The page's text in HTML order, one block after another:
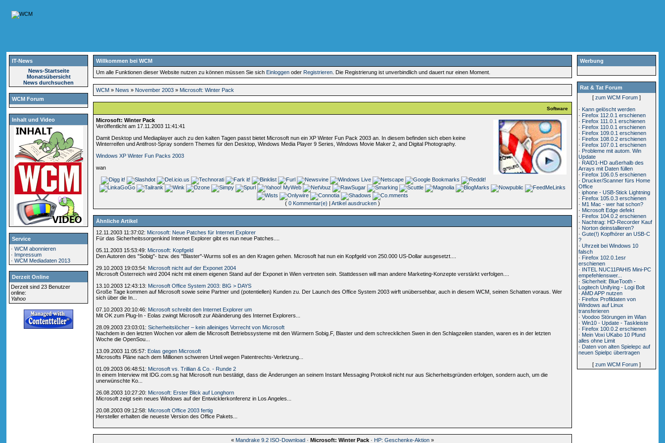
IT-News
News-Startseite
Monatsübersicht
News durchsuchen
WCM Forum
Inhalt und Video
Service
·WCM abonnieren
· Impressum
·WCM Mediadaten 2013
Derzeit Online
Derzeit sind 23 Benutzer
online:
Yahoo
Werbung
Rat & Tat Forum
[ zum WCM Forum]
· Kann gelöscht werden
· Firefox 112.0.1 erschienen
· Firefox 111.0.1 erschienen
· Firefox 110.0.1 erschienen
· Firefox 109.0.1 erschienen
· Firefox 108.0.2 erschienen
· Firefox 107.0.1 erschienen
· Probleme mit autom. Win
Update
· RAID1-HD außerhalb des
Arrays mit Daten füllen
· Firefox 106.0.5 erschienen
· Drucker/Scanner fürs Home
Office
·iphone - USB-Stick Lightning
· Firefox 105.0.3 erschienen
· M1 Mac - wer hat schon?
· Microsoft Edge defekt
· Firefox 104.0.2 erschienen
· Nachtrag: HD-Recorder Kauf
· Norton deinstallieren?
·Gute(!) Kopfhörer an USB-C
?
·Uhrzeit bei Windows 10
falsch
· Firefox 102.0.1esr
erschienen
· INTEL NUC11PAHI5 Mini-PC
empefehlenswer...
·Sicherheit: BlueTooth -
Logitech Unifying - Logi Bolt
·AMD APP nutzen
· Firefox Profildaten von
Windows auf Linux
transferieren
·Voodoo Störungen im Wlan
·Win10 - Update - Taskleiste
· Firefox 100.0.2 erschienen
· Mein Voxi UKabo 10 Pfund
alles ohne Limit
· Daten von alten Spielepc auf
neuen Spielpc übertragen
[ zum WCM Forum]
Willkommen bei WCM
Um alle Funktionen dieser Website nutzen zu können müssen Sie sich Einloggen oder Registrieren . Die Registrierung ist unverbindlich und dauert nur einen Moment.
WCM » News » November 2003 » Microsoft: Winter Pack
Software
Microsoft: Winter Pack
Veröffentlicht am 17.11.2003 11:41:41
Damit Desktop und Mediaplayer auch zu den kalten Tagen passt bietet Microsoft nun ein XP Winter Fun Pack 2003 an. In diesem befinden sich eben keine
Winterreifen und Antifrost-Spray sondern Themes für den Desktop, Windows Media Player 9 Series, Windows Movie Maker 2, and Digital Photography.
Windows XP Winter Fun Packs 2003
wan
( 0 Kommentar(e) Artikel ausdrucken)
Ähnliche Artikel
12.11.2003 11:37:02: Microsoft: Neue Patches für Internet Explorer
Für das Sicherheitssorgenkind Internet Explorer gibt es nun neue Patches....
05.11.2003 15:53:49: Microsoft: Kopfgeld
Den Autoren des "Sobig"- bzw. des "Blaster"-Wurms soll es an den Kragen gehen. Microsoft hat nun ein Kopfgeld von 250.000 US-Dollar ausgesetzt....
29.10.2003 19:03:54: Microsoft nicht auf der Exponet 2004
Microsoft Österreich wird 2004 nicht mit einem eigenen Stand auf der Exponet in Wien vertreten sein. Stattdessen will man andere Marketing-Konzepte verstärkt verfolgen....
13.10.2003 12:43:13: Microsoft Office System 2003: BIG > DAYS
Große Tage kommen auf Microsoft sowie seine Partner und (potentiellen) Kunden zu. Der Launch des Office System 2003 wirft unübersehbar, auch in diesem WCM, seinen Schatten voraus. Wer
sich über die In...
07.10.2003 20:10:46: Microsoft schreibt den Internet Explorer um
Mit OK zum Plug-In - Eolas zwingt Microsoft zur Abänderung des Internet Explorers...
28.09.2003 23:03:01:Sicherheitslöcher – kein alleiniges Vorrecht von Microsoft
Nachdem in den letzten Wochen vor allem die Microsoft Betriebssysteme mit den Würmern Sobig.F, Blaster und dem schrecklichen Swen in den Schlagzeilen standen, waren es in der letzten
Woche die OpenSou...
13.09.2003 11:05:57: Eolas gegen Microsoft
Microsofts Pläne nach dem Millionen schweren Urteil wegen Patentrechts-Verletzung...
01.09.2003 06:48:51: Microsoft vs. Trillian & Co. - Runde 2
In einem Interview mit IDG.com.sg hat Microsoft nun bestätigt, dass die Änderungen an seinem Instant Messaging Protokoll nicht nur aus Sicherheitsgründen erfolgen, sondern auch, um die
unerwünschte Ko...
26.08.2003 10:27:20: Microsoft: Erster Blick auf Longhorn
Microsoft zeigt sein neues Windows auf der Entwicklerkonferenz in Los Angeles...
20.08.2003 09:12:58: Microsoft Office 2003 fertig
Hersteller erhalten die neueste Version des Office Pakets...
« Mandrake 9.2 ISO-Download · Microsoft: Winter Pack · HP: Geschenke-Aktion»